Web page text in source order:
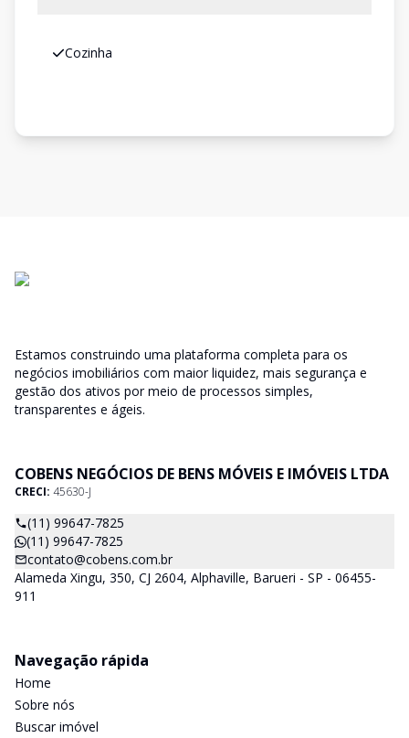
Cozinha
Estamos construindo uma plataforma completa para os
negócios imobiliários com maior liquidez, mais segurança e
gestão dos ativos por meio de processos simples,
transparentes e ágeis.
COBENS NEGÓCIOS DE BENS MÓVEIS E IMÓVEIS LTDA
CRECI: 45630-J
(11) 99647-7825
(11) 99647-7825
contato@cobens.com.br
Alameda Xingu, 350, CJ 2604, Alphaville, Barueri - SP - 06455-
911
Navegação rápida
Home
Sobre nós
Buscar imóvel